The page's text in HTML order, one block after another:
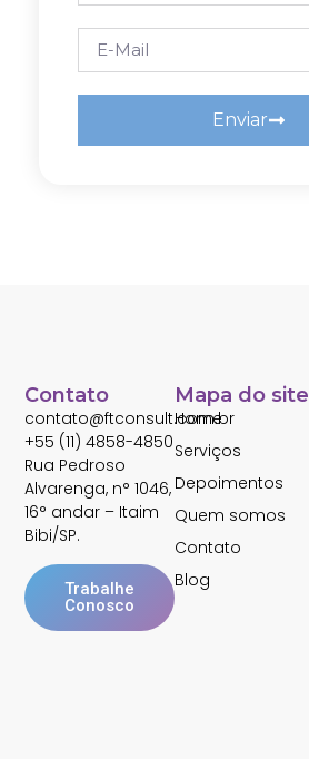
Enviar
Mapa do site
Home
Serviços
Depoimentos
Quem somos
Contato
Blog
Contato
Rua Pedroso
Alvarenga, n° 1046,
16° andar – Itaim
Bibi/SP.
Trabalhe
Conosco
contato@ftconsult.com.br
+55 (11) 4858-4850